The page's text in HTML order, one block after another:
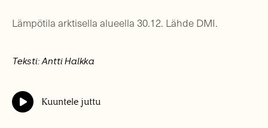
Lämpötila arktisella alueella 30.12. Lähde DMI.
Teksti: Antti Halkka
Kuuntele juttu